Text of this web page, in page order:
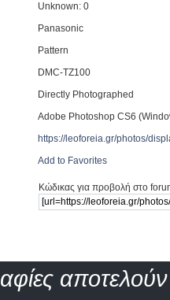
Unknown: 0
Panasonic
Pattern
DMC-TZ100
Directly Photographed
Adobe Photoshop CS6
https://leoforeia.gr/photos/
Add to Favorites
Κώδικας για προβολή στο
αποτελούν